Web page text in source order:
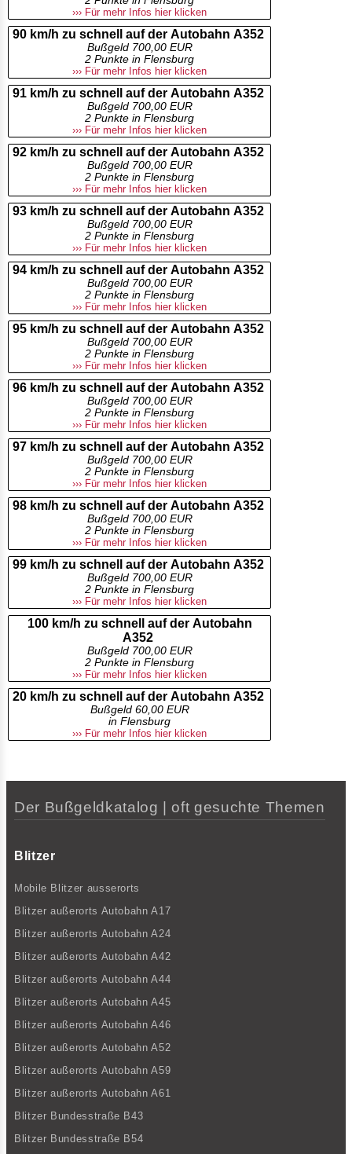
››› Für mehr Infos hier klicken
90 km/h zu schnell auf der Autobahn A352
Bußgeld 700,00 EUR
2 Punkte in Flensburg
››› Für mehr Infos hier klicken
91 km/h zu schnell auf der Autobahn A352
Bußgeld 700,00 EUR
2 Punkte in Flensburg
››› Für mehr Infos hier klicken
92 km/h zu schnell auf der Autobahn A352
Bußgeld 700,00 EUR
2 Punkte in Flensburg
››› Für mehr Infos hier klicken
93 km/h zu schnell auf der Autobahn A352
Bußgeld 700,00 EUR
2 Punkte in Flensburg
››› Für mehr Infos hier klicken
94 km/h zu schnell auf der Autobahn A352
Bußgeld 700,00 EUR
2 Punkte in Flensburg
››› Für mehr Infos hier klicken
95 km/h zu schnell auf der Autobahn A352
Bußgeld 700,00 EUR
2 Punkte in Flensburg
››› Für mehr Infos hier klicken
96 km/h zu schnell auf der Autobahn A352
Bußgeld 700,00 EUR
2 Punkte in Flensburg
››› Für mehr Infos hier klicken
97 km/h zu schnell auf der Autobahn A352
Bußgeld 700,00 EUR
2 Punkte in Flensburg
››› Für mehr Infos hier klicken
98 km/h zu schnell auf der Autobahn A352
Bußgeld 700,00 EUR
2 Punkte in Flensburg
››› Für mehr Infos hier klicken
99 km/h zu schnell auf der Autobahn A352
Bußgeld 700,00 EUR
2 Punkte in Flensburg
››› Für mehr Infos hier klicken
100 km/h zu schnell auf der Autobahn
A352
Bußgeld 700,00 EUR
2 Punkte in Flensburg
››› Für mehr Infos hier klicken
20 km/h zu schnell auf der Autobahn A352
Bußgeld 60,00 EUR
in Flensburg
››› Für mehr Infos hier klicken
Der Bußgeldkatalog | oft gesuchte Themen
Blitzer
Mobile Blitzer ausserorts
Blitzer außerorts Autobahn A17
Blitzer außerorts Autobahn A24
Blitzer außerorts Autobahn A42
Blitzer außerorts Autobahn A44
Blitzer außerorts Autobahn A45
Blitzer außerorts Autobahn A46
Blitzer außerorts Autobahn A52
Blitzer außerorts Autobahn A59
Blitzer außerorts Autobahn A61
Blitzer Bundesstraße B43
Blitzer Bundesstraße B54